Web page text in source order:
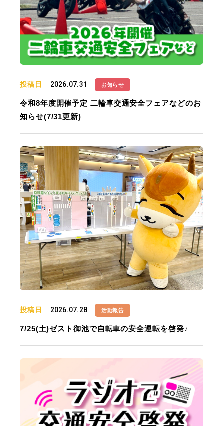
投稿日 2026.07.31 お知らせ
令和8年度開催予定 二輪車交通安全フェアなどのお
知らせ(7/31更新)
投稿日 2026.07.28 活動報告
7/25(土)ゼスト御池で自転車の安全運転を啓発♪